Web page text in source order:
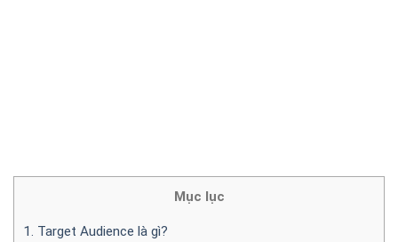
Mục lục
1. Target Audience là gì?